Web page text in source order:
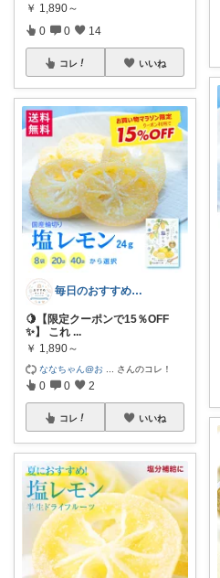
￥ 1,890～
0 0 14
コレ いいね
毎日のおすすめセレクトROOM
🍋【限定クーポンで15％OFF
✨】 これ ...
￥ 1,890～
ななちゃん@お さんのコレ！
0 0 2
コレ いいね